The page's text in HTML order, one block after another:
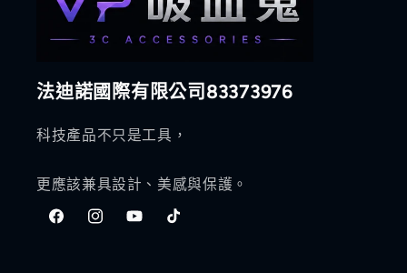
法迪諾國際有限公司83373976
科技產品不只是工具，
更應該兼具設計、美感與保護。
FacebookInstagramYouTubeTikTok